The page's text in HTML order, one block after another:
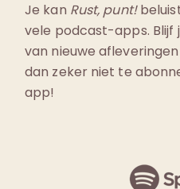
Je kan Rust, punt!
vele podcast-apps. Blijf
van nieuwe
dan zeker niet te
app!